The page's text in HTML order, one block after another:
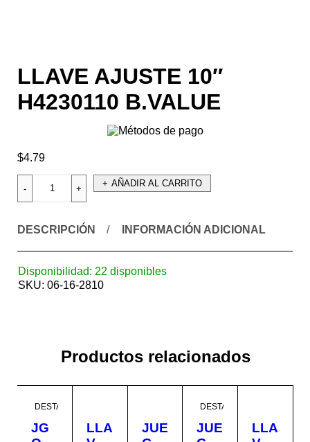
LLAVE AJUSTE 10″
H4230110 B.VALUE
$4.79
AÑADIR AL CARRITO
DESCRIPCIÓN INFORMACIÓN ADICIONAL
Disponibilidad: 22 disponibles
SKU: 06-16-2810
Productos relacionados
DESTACADO
JG
LLA
JUE
DESTACADO
JUE
LLA